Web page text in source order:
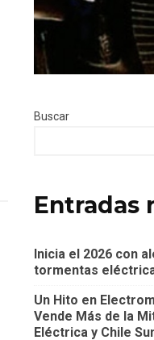
Buscar
Entradas
Inicia el 2026 con
tormentas
Un Hito en
Vende Más de la
Eléctrica y Chile